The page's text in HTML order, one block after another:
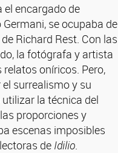
el encargado de
se ocupaba de
Richard Rest. Con las
la fotógrafa y artista
oníricos. Pero,
surrealismo y su
la técnica del
proporciones y
escenas imposibles
de Idilio.